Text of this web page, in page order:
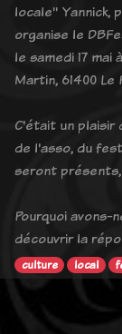
locale" Yannick,
organise le
le samedi 17 mai
Martin, 61400 Le
C'était un plaisir
de l'asso, du
seront
Pourquoi avons-
découvrir la
culture local